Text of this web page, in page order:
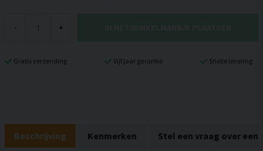
- +
Gratis verzending Vijf jaar garantie Snelle levering
Beschrijving Kenmerken Stel een vraag over een